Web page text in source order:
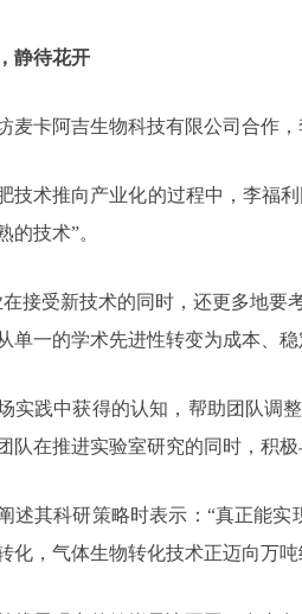
静待花开
麦卡阿吉生物科技有限公司合作
技术推向产业化的过程中，李福
的技术”。
接受新技术的同时，还更多地要
单一的学术先进性转变为成本、
实践中获得的认知，帮助团队调
队在推进实验室研究的同时，积
述其科研策略时表示：“真正能
化，气体生物转化技术正迈向万吨